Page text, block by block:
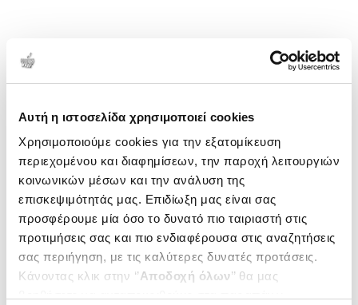
Αυτή η ιστοσελίδα χρησιμοποιεί cookies
Χρησιμοποιούμε cookies για την εξατομίκευση
περιεχομένου και διαφημίσεων, την παροχή λειτουργιών
κοινωνικών μέσων και την ανάλυση της
επισκεψιμότητάς μας. Επιδίωξη μας είναι σας
προσφέρουμε μία όσο το δυνατό πιο ταιριαστή στις
προτιμήσεις σας και πιο ενδιαφέρουσα στις αναζητήσεις
σας περιήγηση, με τις καλύτερες δυνατές προτάσεις.
Κάνοντας κλικ στην ‘’Αποδοχή όλων’’ θα μας